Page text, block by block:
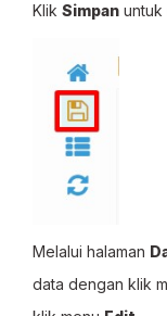
Klik Simpan untuk
Melalui halaman
data dengan klik